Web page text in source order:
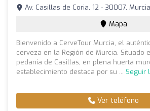
Av. Casillas de Coria, 12 - 30007, Murcia
Mapa
Bienvenido a CerveTour Murcia, el
cerveza en la Región de Murcia. Situado
pedanía de Casillas, en plena huerta
establecimiento destaca por su ... Seguir
Ver teléfono